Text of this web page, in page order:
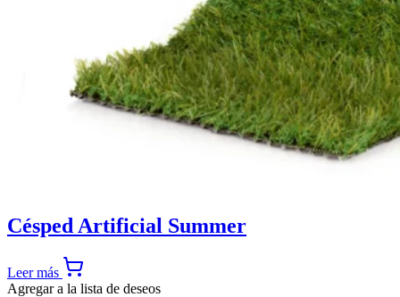
Césped Artificial Summer
Leer más
Agregar a la lista de deseos